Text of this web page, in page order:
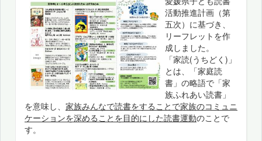
活動推進計画（第
五次）に基づき、
リーフレットを作
成しました。
「家読(うちどく)」
とは、「家庭読
書」の略語で「家
族ふれあい読書」
を意味し、 家族みんなで読書をすることで家族のコミュニ
ケーションを深めることを目的にした読書運動のことで
す。